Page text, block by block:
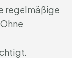
regelmäßige